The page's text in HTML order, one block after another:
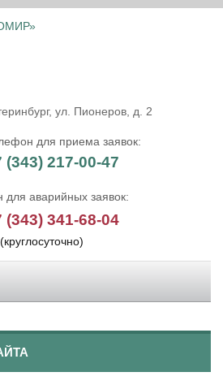
ул. Пионеров, д. 2
для приема заявок:
(343) 217-00-47
аварийных заявок:
(343) 341-68-04
(круглосуточно)